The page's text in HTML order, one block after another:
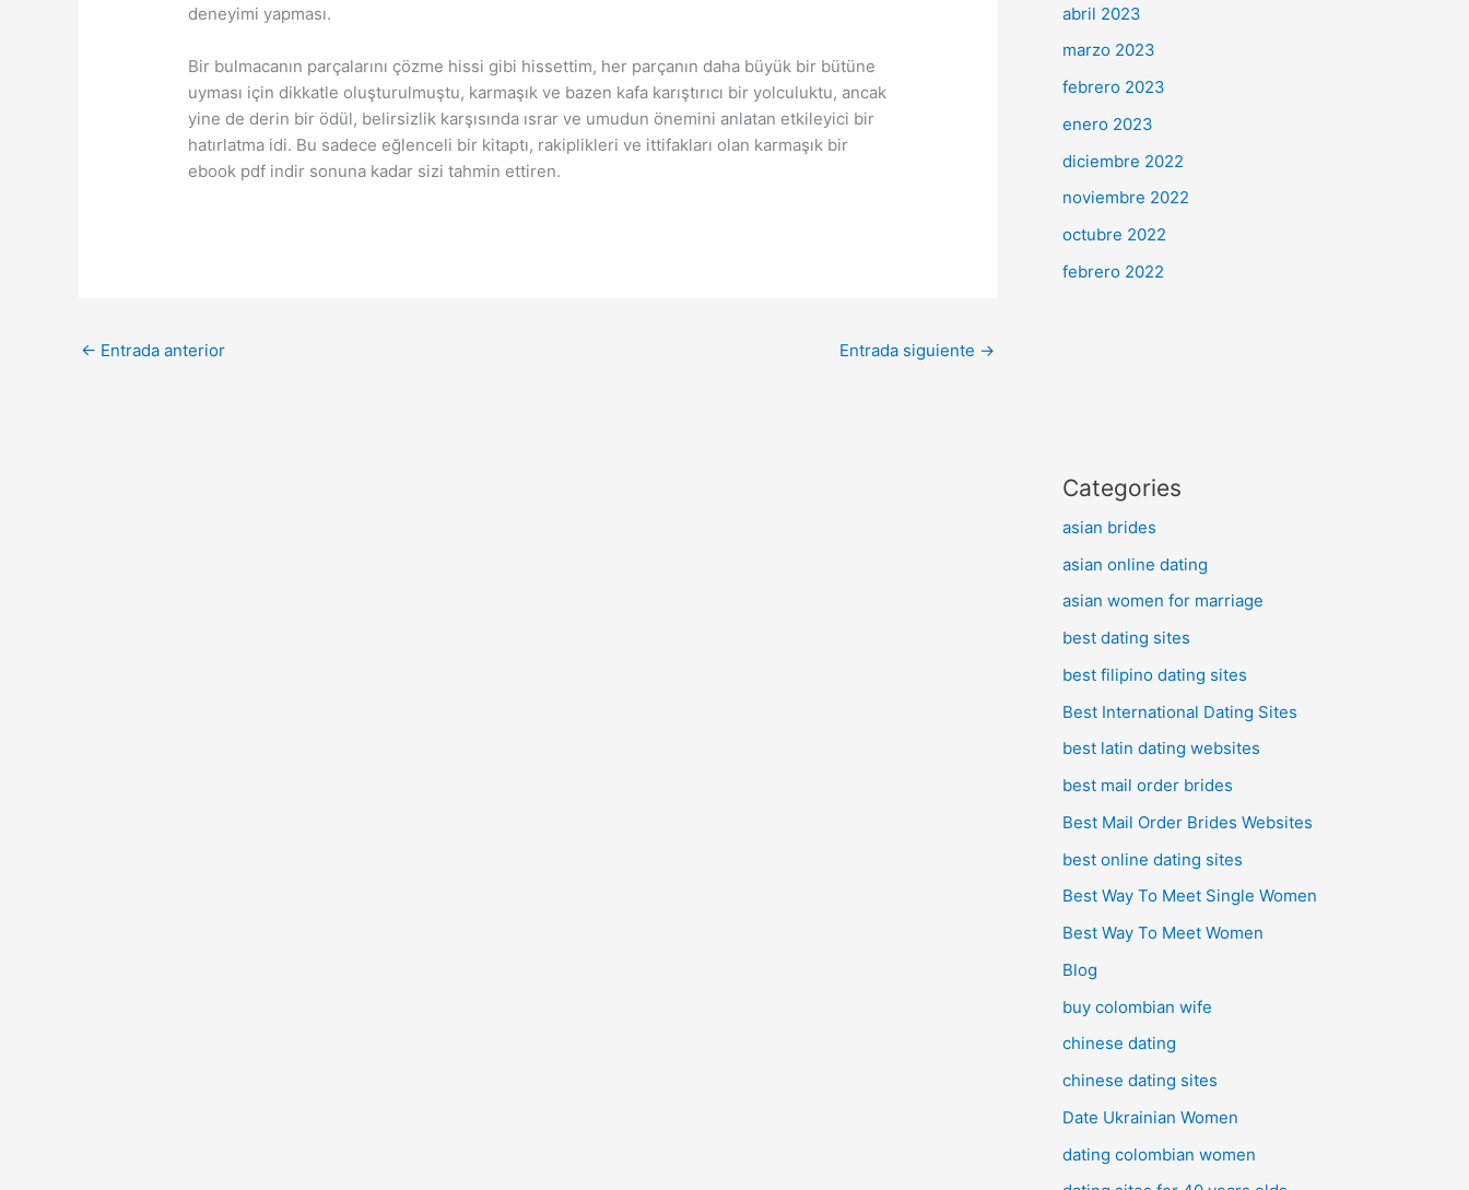
deneyimi yapması.
Bir bulmacanın parçalarını çözme hissi gibi hissettim, her parçanın daha büyük bir bütüne
uyması için dikkatle oluşturulmuştu, karmaşık ve bazen kafa karıştırıcı bir yolculuktu, ancak
yine de derin bir ödül, belirsizlik karşısında ısrar ve umudun önemini anlatan etkileyici bir
hatırlatma idi. Bu sadece eğlenceli bir kitaptı, rakiplikleri ve ittifakları olan karmaşık bir
ebook pdf indir sonuna kadar sizi tahmin ettiren.
← Entrada anterior Entrada siguiente →
abril 2023
marzo 2023
febrero 2023
enero 2023
diciembre 2022
noviembre 2022
octubre 2022
febrero 2022
Categories
asian brides
asian online dating
asian women for marriage
best dating sites
best filipino dating sites
Best International Dating Sites
best latin dating websites
best mail order brides
Best Mail Order Brides Websites
best online dating sites
Best Way To Meet Single Women
Best Way To Meet Women
Blog
buy colombian wife
chinese dating
chinese dating sites
Date Ukrainian Women
dating colombian women